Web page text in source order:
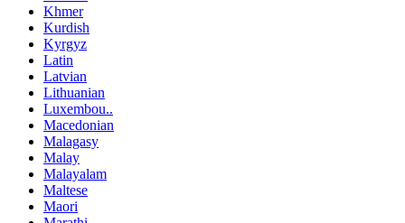
Khmer
Kurdish
Kyrgyz
Latin
Latvian
Lithuanian
Luxembou..
Macedonian
Malagasy
Malay
Malayalam
Maltese
Maori